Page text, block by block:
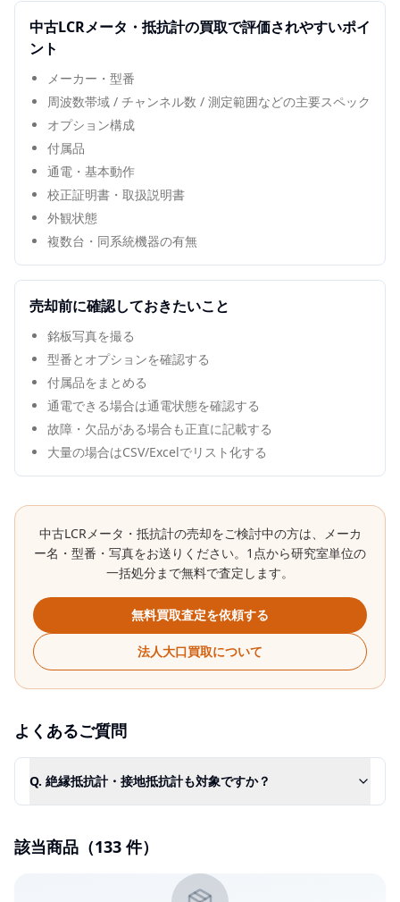
中古LCRメータ・抵抗計の買取で評価されやすいポイ
ント
メーカー・型番
周波数帯域 / チャンネル数 / 測定範囲などの主要スペック
オプション構成
付属品
通電・基本動作
校正証明書・取扱説明書
外観状態
複数台・同系統機器の有無
売却前に確認しておきたいこと
銘板写真を撮る
型番とオプションを確認する
付属品をまとめる
通電できる場合は通電状態を確認する
故障・欠品がある場合も正直に記載する
大量の場合はCSV/Excelでリスト化する
中古LCRメータ・抵抗計の売却をご検討中の方は、メーカ
ー名・型番・写真をお送りください。1点から研究室単位の
一括処分まで無料で査定します。
無料買取査定を依頼する
法人大口買取について
よくあるご質問
Q. 絶縁抵抗計・接地抵抗計も対象ですか？
該当商品（133 件）